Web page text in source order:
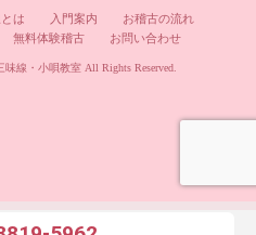
は 入門案内
お稽古の流れ
無料体験稽古 お問い合わせ
味線・小唄教室All Rights Reserved.